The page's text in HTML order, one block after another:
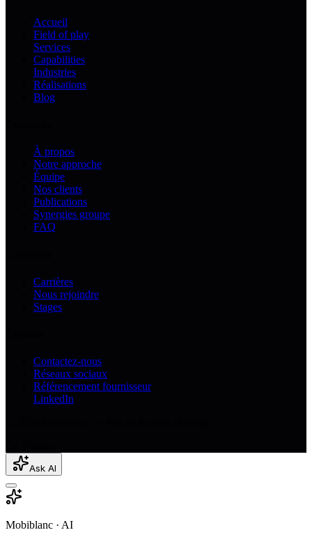
Accueil
Field of play
Services
Capabilities
Industries
Réalisations
Blog
À propos
Notre approche
Équipe
Nos clients
Publications
Synergies groupe
FAQ
Carrières
Nous rejoindre
Stages
Contactez-nous
Réseaux sociaux
Référencement fournisseur
LinkedIn
Ask AI
Mobiblanc · AI